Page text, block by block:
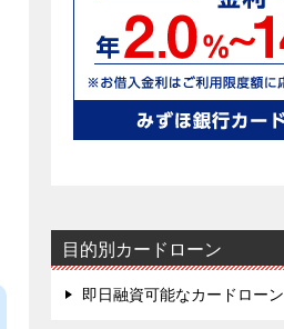
目的別カードローン
即日融資可能なカードローン